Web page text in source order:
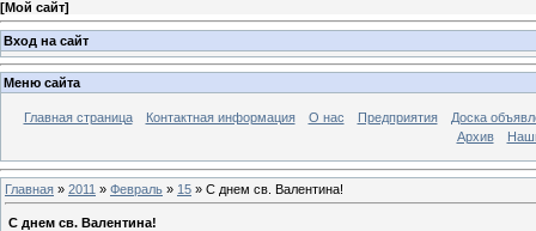
[Мой сайт]
Вход на сайт
Меню сайта
Главная страница Контактная информация О нас Предприятия
Доска
Архив
Главная » 2011 » Февраль » 15 » С днем св. Валентина!
С днем св. Валентина!